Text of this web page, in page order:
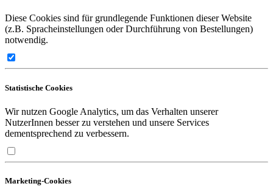
Diese Cookies sind für grundlegende Funktionen dieser Website
(z.B. Spracheinstellungen oder Durchführung von Bestellungen)
notwendig.
Statistische Cookies
Wir nutzen Google Analytics, um das Verhalten unserer
NutzerInnen besser zu verstehen und unsere Services
dementsprechend zu verbessern.
Marketing-Cookies